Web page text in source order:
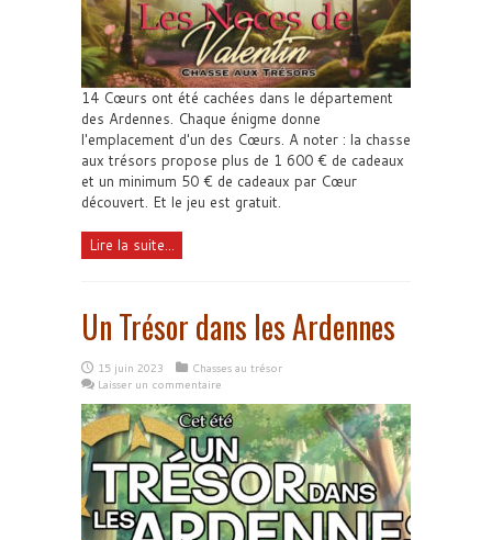
14 Cœurs ont été cachées dans le département
des Ardennes. Chaque énigme donne
l'emplacement d'un des Cœurs. A noter : la chasse
aux trésors propose plus de 1 600 € de cadeaux
et un minimum 50 € de cadeaux par Cœur
découvert. Et le jeu est gratuit.
Lire la suite...
Un Trésor dans les Ardennes
15 juin 2023
Chasses au trésor
Laisser un commentaire